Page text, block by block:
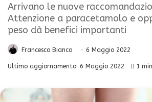
Arrivano le nuove
Attenzione a paracetamolo e
peso dà benefici importanti
Francesco Bianco 6 Maggio 2022
Ultimo aggiornamento: 6 Maggio 2022 1